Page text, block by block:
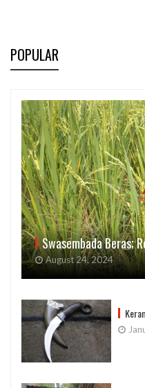
POPULAR
Swasembada Beras;
August 24, 2024